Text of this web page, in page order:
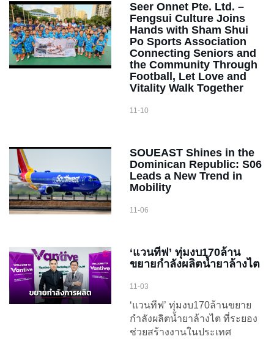
Seer Onnet Pte. Ltd. –
Fengsui Culture Joins
Hands with Sham Shui
Po Sports Association
Connecting Seniors and
the Community Through
Football, Let Love and
Vitality Walk Together
11-10
SOUEAST Shines in the
Dominican Republic: S06
Leads a New Trend in
Mobility
11-06
‘แวนทีฟ’ ทุ่มงบ170ล้าน
ขยายกำลังผลิตน้ำยาล้างไต
11-03
‘แวนทีฟ’ ทุ่มงบ170ล้านขยาย
กำลังผลิตน้ำยาล้างไต ที่ระยอง
ช่วยสร้างงานในประเทศ